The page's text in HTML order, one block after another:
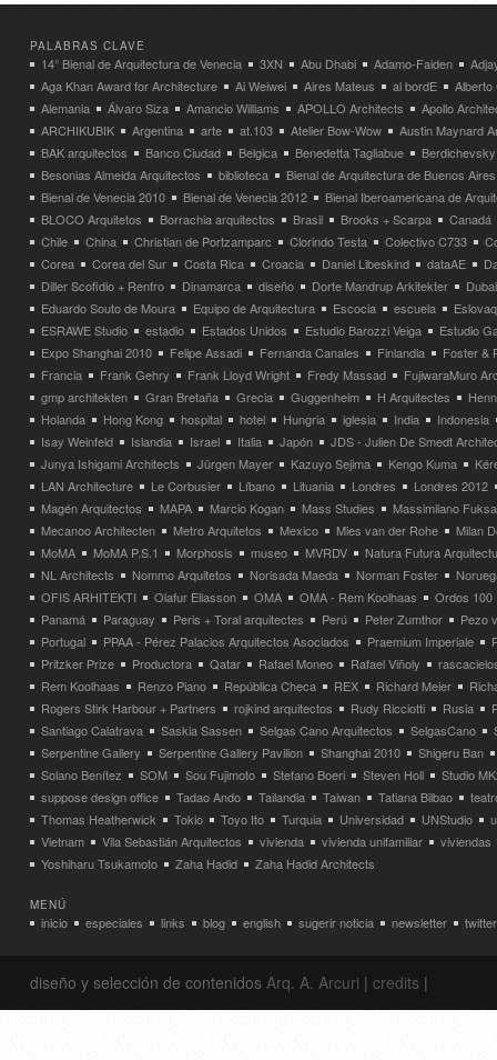
PALABRAS CLAVE
14° Bienal de Arquitectura de Venecia 3XN Abu Dhabi Adamo-Faiden
Aga Khan Award for Architecture
Ai Weiwei Aires Mateus al bordE
Alberto
Alemania
Álvaro Siza Amancio Williams APOLLO Architects
Apollo
ARCHIKUBIK
Argentina arte at.103 Atelier Bow-Wow
Austin Maynard
BAK arquitectos
Banco Ciudad Belgica Benedetta Tagliabue
Besonias Almeida Arquitectos
biblioteca
Bienal de Arquitectura de Buenos Aires
Bienal de Venecia 2010
Bienal de Venecia 2012
Bienal Iberoamericana de
BLOCO Arquitetos
Borrachia arquitectos Brasil Brooks + Scarpa
Canadá
Chile
China Christian de Portzamparc Clorindo Testa Colectivo C733
Corea
Corea del Sur Costa Rica Croacia Daniel Libeskind dataAE
Diller Scofidio + Renfro
Dinamarca diseño Dorte Mandrup Arkitekter
Dubai
Eduardo Souto de Moura
Equipo de Arquitectura Escocia escuela
ESRAWE Studio
estadio Estados Unidos Estudio Barozzi Veiga
Estudio
Expo Shanghai 2010
Felipe Assadi Fernanda Canales Finlandia
Foster &
Francia
Frank Gehry Frank Lloyd Wright Fredy Massad
FujiwaraMuro
gmp architekten
Gran Bretaña Grecia Guggenheim H Arquitectes
Holanda
Hong Kong hospital hotel Hungria iglesia India
Indonesia
Isay Weinfeld
Islandia Israel Italia Japón
JDS - Julien De Smedt
Junya Ishigami Architects
Jürgen Mayer Kazuyo Sejima Kengo Kuma
LAN Architecture
Le Corbusier Líbano Lituania Londres
Londres 2012
Magén Arquitectos
MAPA Marcio Kogan Mass Studies
Massimilano
Mecanoo Architecten
Metro Arquitetos Mexico Mies van der Rohe
Milan
MoMA
MoMA P.S.1 Morphosis museo MVRDV
Natura Futura
NL Architects
Nommo Arquitetos Norisada Maeda Norman Foster
OFIS ARHITEKTI
Olafur Eliasson OMA OMA - Rem Koolhaas
Ordos 100
Panamá
Paraguay Peris + Toral arquitectes Perú Peter Zumthor
Pezo
Portugal
PPAA - Pérez Palacios Arquitectos Asociados Praemium Imperiale
Pritzker Prize
Productora Qatar Rafael Moneo Rafael Viñoly
Rem Koolhaas
Renzo Piano República Checa REX Richard Meier
Rogers Stirk Harbour + Partners
rojkind arquitectos Rudy Ricciotti Rusia
Santiago Calatrava
Saskia Sassen Selgas Cano Arquitectos SelgasCano
Serpentine Gallery
Serpentine Gallery Pavilion Shanghai 2010
Shigeru Ban
Solano Benítez
SOM Sou Fujimoto Stefano Boeri Steven Holl
Studio
suppose design office
Tadao Ando Tailandia Taiwan Tatiana Bilbao
Thomas Heatherwick
Tokio Toyo Ito Turquia Universidad UNStudio
Vietnam
Vila Sebastián Arquitectos vivienda vivienda unifamiliar
viviendas
Yoshiharu Tsukamoto
Zaha Hadid Zaha Hadid Architects
MENÚ
inicio especiales links blog english sugerir noticia newsletter twitter
diseño y selección de contenidos Arq. A. Arcuri | credits |